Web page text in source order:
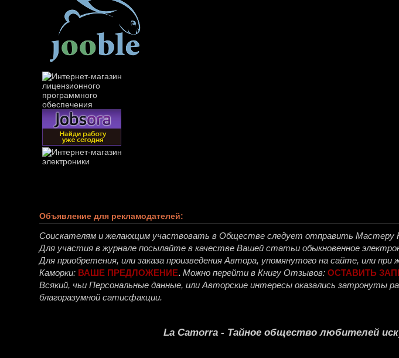
Объявление для рекламодателей:
Соискателям и желающим участвовать в Обществе следует отправить Мастеру
Для участия в журнале посылайте в качестве Вашей статьи обыкновенное
Для приобретения, или заказа произведения Автора, упомянутого на сайте, или
Каморки: ВАШЕ ПРЕДЛОЖЕНИЕ. Можно перейти в Книгу Отзывов: ОСТАВИТЬ
Всякий, чьи Персональные данные, или Авторские интересы оказались
благоразумной сатисфакции.
La Camorra - Тайное общество любителей